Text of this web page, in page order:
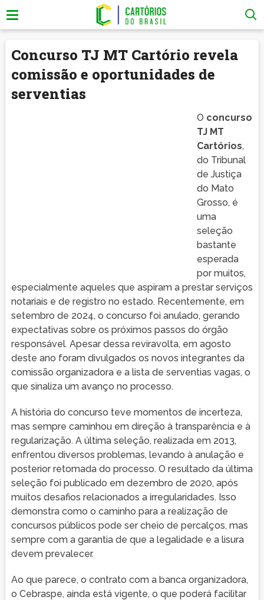
Concurso TJ MT Cartório revela
comissão e oportunidades de
serventias
O concurso
TJ MT
Cartórios,
do Tribunal
de Justiça
do Mato
Grosso, é
uma
seleção
bastante
esperada
por muitos,
especialmente aqueles que aspiram a prestar serviços
notariais e de registro no estado. Recentemente, em
setembro de 2024, o concurso foi anulado, gerando
expectativas sobre os próximos passos do órgão
responsável. Apesar dessa reviravolta, em agosto
deste ano foram divulgados os novos integrantes da
comissão organizadora e a lista de serventias vagas, o
que sinaliza um avanço no processo.
A história do concurso teve momentos de incerteza,
mas sempre caminhou em direção à transparência e à
regularização. A última seleção, realizada em 2013,
enfrentou diversos problemas, levando à anulação e
posterior retomada do processo. O resultado da última
seleção foi publicado em dezembro de 2020, após
muitos desafios relacionados a irregularidades. Isso
demonstra como o caminho para a realização de
concursos públicos pode ser cheio de percalços, mas
sempre com a garantia de que a legalidade e a lisura
devem prevalecer.
Ao que parece, o contrato com a banca organizadora,
o Cebraspe, ainda está vigente, o que poderá facilitar